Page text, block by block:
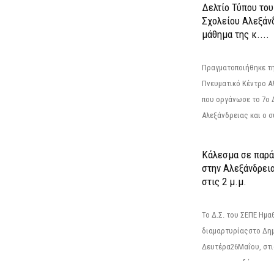
Δελτίο Τύπου
Σχολείου
μάθημα της κ....
Πραγματοποιήθηκε
Πνευματικό Κέντρο
που οργάνωσε το 7ο
Αλεξάνδρειας και ο
Κάλεσμα σε
στην
στις 2 μ.μ.
Το Δ.Σ. του ΣΕΠΕ
διαμαρτυρίαςστο
Δευτέρα26Μαΐου,